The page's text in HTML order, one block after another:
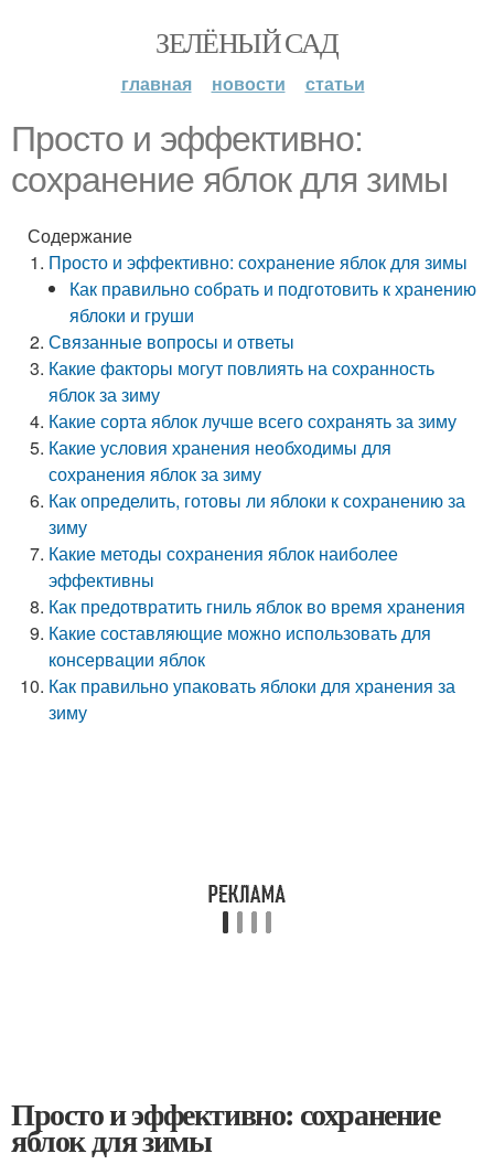
ЗЕЛЁНЫЙ САД
главная новости статьи
Просто и эффективно:
сохранение яблок для зимы
Содержание
Просто и эффективно: сохранение яблок для зимы
Как правильно собрать и подготовить к хранению
яблоки и груши
Связанные вопросы и ответы
Какие факторы могут повлиять на сохранность
яблок за зиму
Какие сорта яблок лучше всего сохранять за зиму
Какие условия хранения необходимы для
сохранения яблок за зиму
Как определить, готовы ли яблоки к сохранению за
зиму
Какие методы сохранения яблок наиболее
эффективны
Как предотвратить гниль яблок во время хранения
Какие составляющие можно использовать для
консервации яблок
Как правильно упаковать яблоки для хранения за
зиму
Просто и эффективно: сохранение
яблок для зимы